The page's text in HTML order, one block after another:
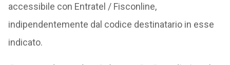
accessibile con Entratel / Fisconline,
indipendentemente dal codice destinatario in esse
indicato.